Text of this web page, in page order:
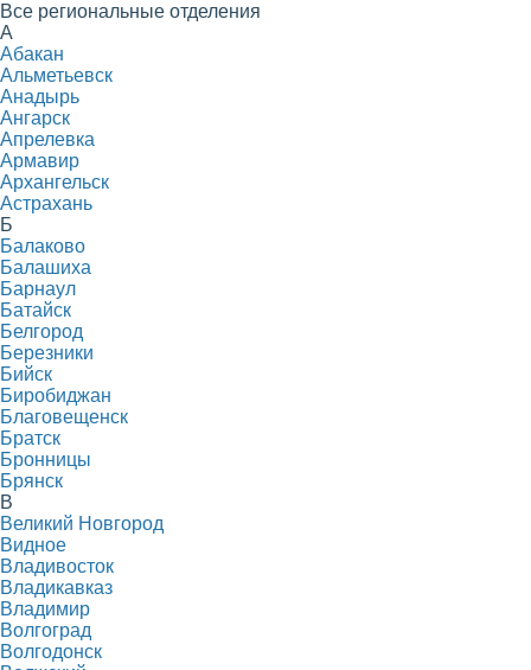
Все региональные отделения
А
Абакан
Альметьевск
Анадырь
Ангарск
Апрелевка
Армавир
Архангельск
Астрахань
Б
Балаково
Балашиха
Барнаул
Батайск
Белгород
Березники
Бийск
Биробиджан
Благовещенск
Братск
Бронницы
Брянск
В
Великий Новгород
Видное
Владивосток
Владикавказ
Владимир
Волгоград
Волгодонск